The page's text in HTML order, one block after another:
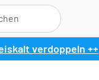
verdoppeln ++